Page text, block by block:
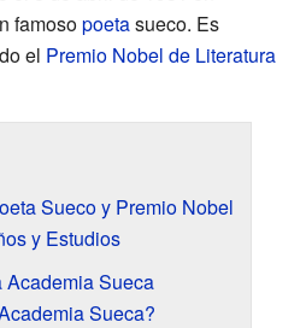
famosopoetasueco. Es
el Premio Nobel de Literatura
Sueco y Premio Nobel
y Estudios
Academia Sueca
Sueca?